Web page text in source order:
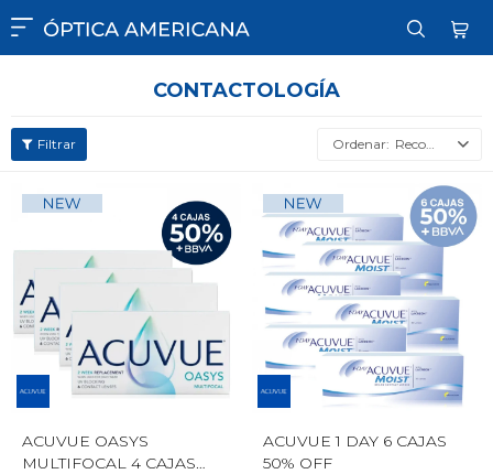

CONTACTOLOGÍA
Recomendados
ACUVUE OASYS
MULTIFOCAL 4 CAJAS
ACUVUE 1 DAY 6 CAJAS
50% OFF